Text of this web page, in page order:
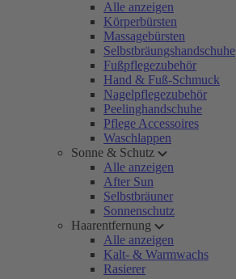
Alle anzeigen
Körperbürsten
Massagebürsten
Selbstbräungshandschuhe
Fußpflegezubehör
Hand & Fuß-Schmuck
Nagelpflegezubehör
Peelinghandschuhe
Pflege Accessoires
Waschlappen
Sonne & Schutz
Alle anzeigen
After Sun
Selbstbräuner
Sonnenschutz
Haarentfernung
Alle anzeigen
Kalt- & Warmwachs
Rasierer